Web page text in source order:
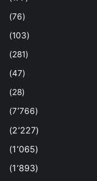
(76)
(103)
(281)
(47)
(28)
(7٬766)
(2٬227)
(1٬065)
(1٬893)